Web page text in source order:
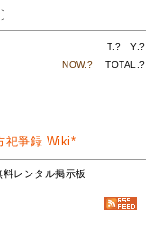
〕
T.? Y.?
NOW.? TOTAL.?
祀爭録 Wiki*
料レンタル掲示板